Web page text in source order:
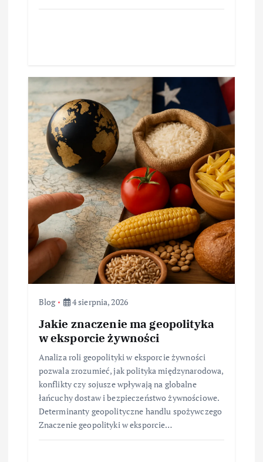
Blog 4 sierpnia, 2026
Jakie znaczenie ma geopolityka
w eksporcie żywności
Analiza roli geopolityki w eksporcie żywności
pozwala zrozumieć, jak polityka międzynarodowa,
konflikty czy sojusze wpływają na globalne
łańcuchy dostaw i bezpieczeństwo żywnościowe.
Determinanty geopolityczne handlu spożywczego
Znaczenie geopolityki w eksporcie…